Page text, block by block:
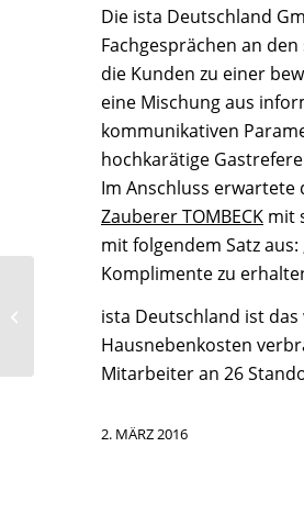
Die ista Deutschland
Fachgesprächen an
die Kunden zu einer
eine Mischung aus
kommunikativen
hochkarätige
Im Anschluss erwartete
Zauberer TOMBECK mit
mit folgendem Satz aus:
Komplimente zu
ista Deutschland ist
Hausnebenkosten
Mitarbeiter an 26
2. MÄRZ 2016
MAGIER ALS
SHOWHIGHLIGHT